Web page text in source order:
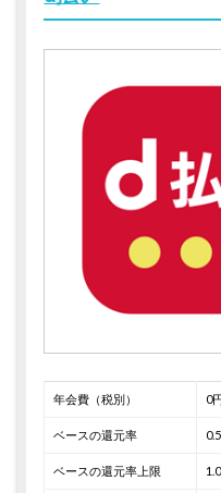
年会費（税別） 0
ベースの還元率
ベースの還元率上限